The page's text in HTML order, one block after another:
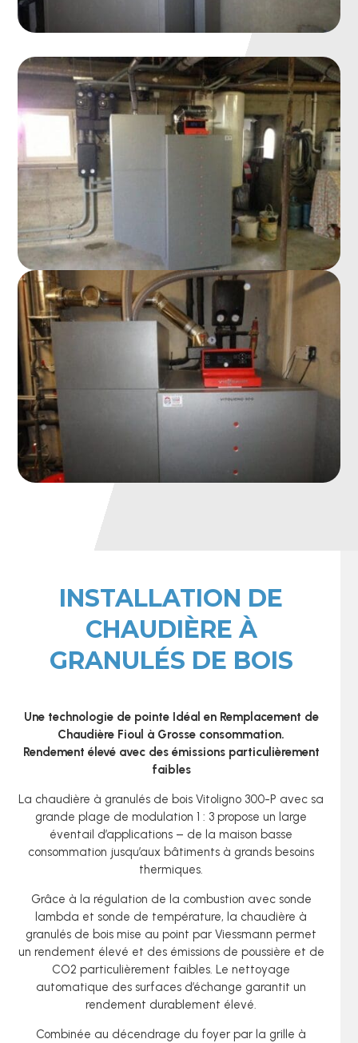
INSTALLATION DE
CHAUDIÈRE À
GRANULÉS DE BOIS
Une technologie de pointe Idéal en Remplacement de
Chaudière Fioul à Grosse consommation.
Rendement élevé avec des émissions particulièrement
faibles
La chaudière à granulés de bois Vitoligno 300-P avec sa
grande plage de modulation 1 : 3 propose un large
éventail d’applications – de la maison basse
consommation jusqu’aux bâtiments à grands besoins
thermiques.
Grâce à la régulation de la combustion avec sonde
lambda et sonde de température, la chaudière à
granulés de bois mise au point par Viessmann permet
un rendement élevé et des émissions de poussière et de
CO2 particulièrement faibles. Le nettoyage
automatique des surfaces d’échange garantit un
rendement durablement élevé.
Combinée au décendrage du foyer par la grille à